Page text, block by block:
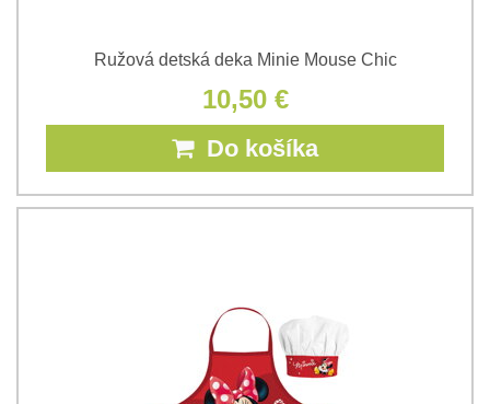
Ružová detská deka Minie Mouse Chic
10,50 €
Do košíka